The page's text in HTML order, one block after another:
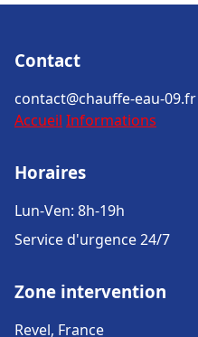
Contact
contact@chauffe-eau-09.fr
Accueil Informations
Horaires
Lun-Ven: 8h-19h
Service d'urgence 24/7
Zone intervention
Revel, France